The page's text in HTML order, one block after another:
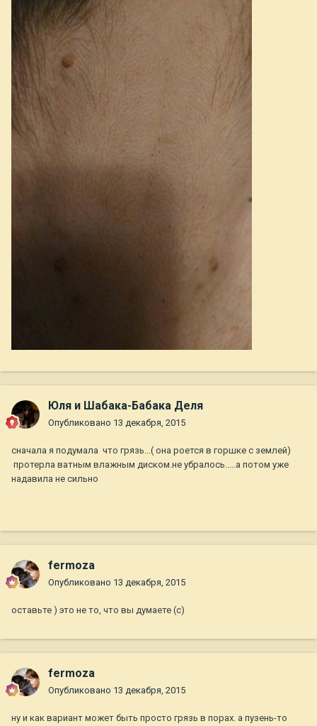
Юля и Шабака-Бабака Деля
Опубликовано 13 декабря, 2015
сначала я подумала что грязь...( она роется в горшке с землей)
протерла ватным влажным диском.не убралось.....а потом уже
надавила не сильно
fermoza
Опубликовано 13 декабря, 2015
оставьте ) это не то, что вы думаете (с)
fermoza
Опубликовано 13 декабря, 2015
ну и как вариант может быть просто грязь в порах. а пузень-то